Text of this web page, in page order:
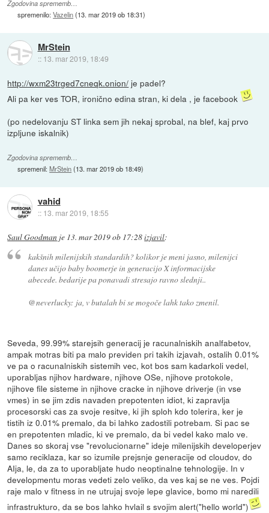
Zgodovina sprememb…
spremenilo:Vazelin(13. mar 2019 ob 18:31)
MrStein
:: 13. mar 2019, 18:49
http://wxm23trged7cneqk.onion/ je padel?
Ali pa ker ves TOR, ironično edina stran, ki dela , je facebook
(po nedelovanju ST linka sem jih nekaj sprobal, na blef, kaj prvo
izpljune iskalnik)
Zgodovina sprememb…
spremenil:MrStein(13. mar 2019 ob 18:49)
vahid
:: 13. mar 2019, 18:55
Saul Goodman je 13. mar 2019 ob 17:28izjavil:
kakšnih milenijskih standardih? kolikor je meni jasno, milenijci
danes učijo baby boomerje in generacijo X informacijske
abecede. bedarije pa ponavadi stresajo ravno slednji..
@neverlucky: ja, v butalah bi se mogoče lahk tako zmenil.
Seveda, 99.99% starejsih generacij je racunalniskih analfabetov,
ampak motras biti pa malo previden pri takih izjavah, ostalih 0.01%
ve pa o racunalniskih sistemih vec, kot bos sam kadarkoli vedel,
uporabljas njihov hardware, njihove OSe, njihove protokole,
njihove file sisteme in njihove cracke in njihove driverje (in vse
vmes) in se jim zdis navaden prepotenten idiot, ki zapravlja
procesorski cas za svoje resitve, ki jih sploh kdo tolerira, ker je
tistih iz 0.01% premalo, da bi lahko zadostili potrebam. Si pac se
en prepotenten mladic, ki ve premalo, da bi vedel kako malo ve.
Danes so skoraj vse "revolucionarne" ideje milenijskih developerjev
samo reciklaza, kar so izumile prejsnje generacije od cloudov, do
AIja, le, da za to uporabljate hudo neoptinalne tehnologije. In v
developmentu moras vedeti zelo veliko, da ves kaj se ne ves. Pojdi
raje malo v fitness in ne utrujaj svoje lepe glavice, bomo mi naredili
infrastrukturo, da se bos lahko hvlail s svojim alert("hello world")